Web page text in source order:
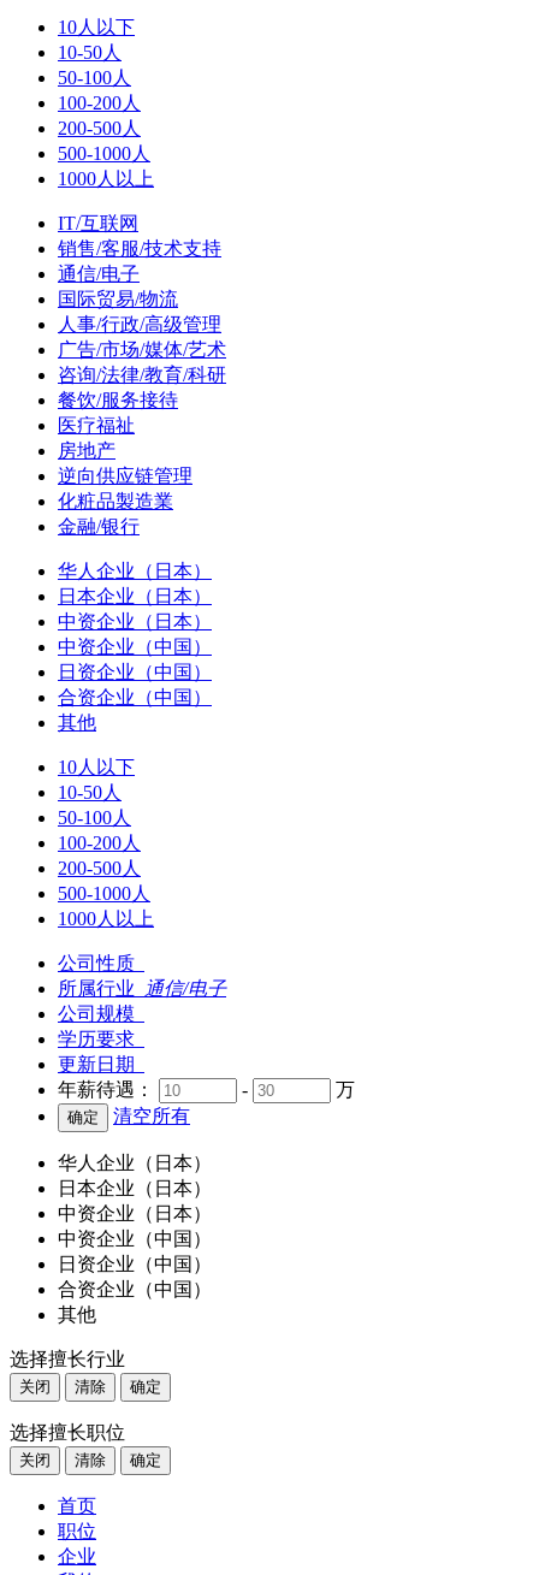
10人以下
10-50人
50-100人
100-200人
200-500人
500-1000人
1000人以上
IT/互联网
销售/客服/技术支持
通信/电子
国际贸易/物流
人事/行政/高级管理
广告/市场/媒体/艺术
咨询/法律/教育/科研
餐饮/服务接待
医疗福祉
房地产
逆向供应链管理
化粧品製造業
金融/银行
华人企业（日本）
日本企业（日本）
中资企业（日本）
中资企业（中国）
日资企业（中国）
合资企业（中国）
其他
10人以下
10-50人
50-100人
100-200人
200-500人
500-1000人
1000人以上
公司性质
所属行业 通信/电子
公司规模
学历要求
更新日期
年薪待遇：
-
万
清空所有
华人企业（日本）
日本企业（日本）
中资企业（日本）
中资企业（中国）
日资企业（中国）
合资企业（中国）
其他
选择擅长行业
关闭 清除 确定
选择擅长职位
关闭 清除 确定
首页
职位
企业